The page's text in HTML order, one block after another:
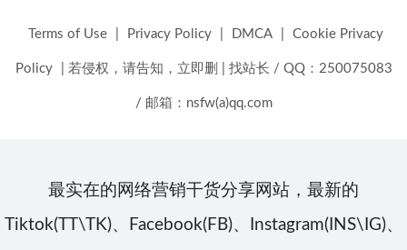
Terms of Use Privacy Policy DMCA Cookie Privacy
Policy 若侵权，请告知，立即删 找站长 / QQ：250075083
/ 邮箱：nsfw(a)qq.com
最实在的网络营销干货分享网站，最新的
Tiktok(TT\TK)、Facebook(FB)、Instagram(INS\IG)、